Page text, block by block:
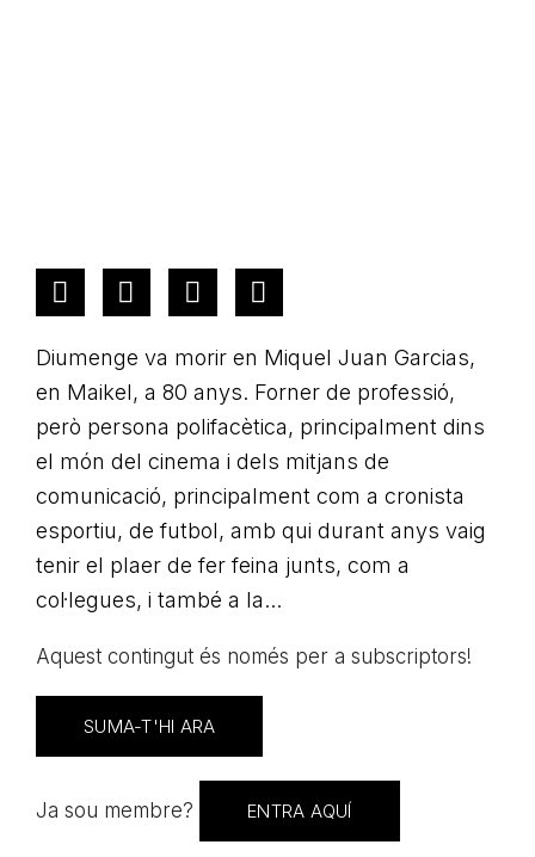
Diumenge va morir en Miquel Juan Garcias,
en Maikel, a 80 anys. Forner de professió,
però persona polifacètica, principalment dins
el món del cinema i dels mitjans de
comunicació, principalment com a cronista
esportiu, de futbol, amb qui durant anys vaig
tenir el plaer de fer feina junts, com a
col·legues, i també a la...
Aquest contingut és només per a subscriptors!
SUMA-T'HI ARA
Ja sou membre? ENTRA AQUÍ